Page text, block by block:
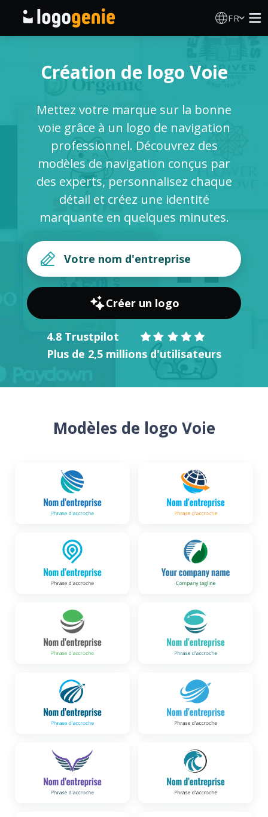
FR
Générateur de logo IA
Idées de logos
Produits imprimés
À propos
SE CONNECTER
Création de logo Voie
Mettez votre marque sur la bonne
voie grâce à un logo de navigation
professionnel. Découvrez des
modèles de navigation conçus par
des experts, personnalisez chaque
détail et créez une identité
marquante en quelques minutes.
Créer un logo
4.8 Trustpilot
Plus de 2,5 millions d'utilisateurs
Modèles de logo Voie